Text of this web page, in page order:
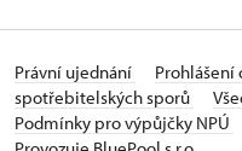
Právní ujednání
spotřebitelských sporů
Podmínky pro výpůjčky NPÚ